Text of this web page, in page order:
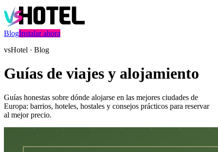
BlogInstalar ahora
vsHotel · Blog
Guías de viajes y alojamiento
Guías honestas sobre dónde alojarse en las mejores ciudades de
Europa: barrios, hoteles, hostales y consejos prácticos para reservar
al mejor precio.